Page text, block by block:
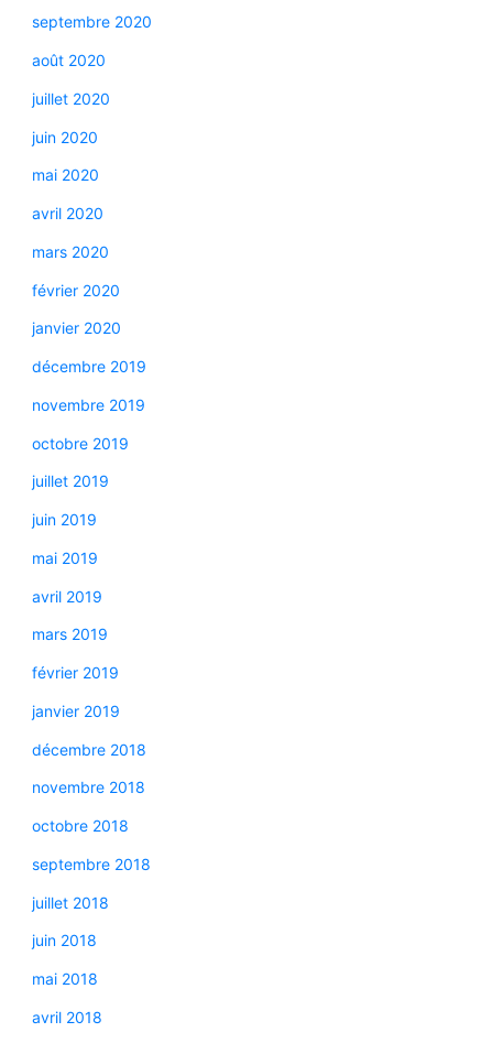
septembre 2020
août 2020
juillet 2020
juin 2020
mai 2020
avril 2020
mars 2020
février 2020
janvier 2020
décembre 2019
novembre 2019
octobre 2019
juillet 2019
juin 2019
mai 2019
avril 2019
mars 2019
février 2019
janvier 2019
décembre 2018
novembre 2018
octobre 2018
septembre 2018
juillet 2018
juin 2018
mai 2018
avril 2018